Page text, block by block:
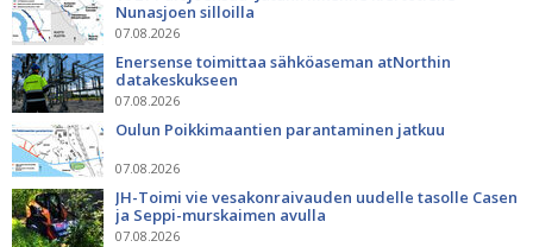
Nunasjoen silloilla
07.08.2026
Enersense toimittaa sähköaseman atNorthin
datakeskukseen
07.08.2026
Oulun Poikkimaantien parantaminen jatkuu
07.08.2026
JH-Toimi vie vesakonraivauden uudelle tasolle Casen
ja Seppi-murskaimen avulla
07.08.2026